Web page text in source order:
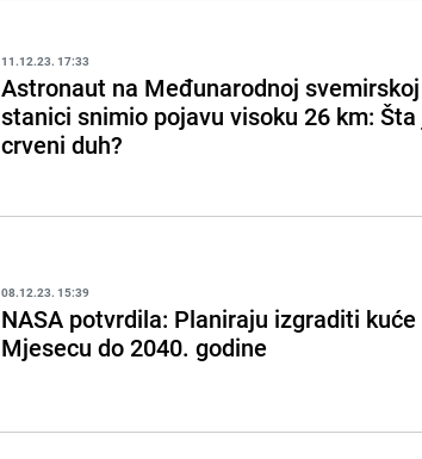
11.12.23. 17:33
Astronaut na Međunarodnoj svemirskoj
stanici snimio pojavu visoku 26 km:
crveni duh?
08.12.23. 15:39
NASA potvrdila: Planiraju izgraditi kuće
Mjesecu do 2040. godine